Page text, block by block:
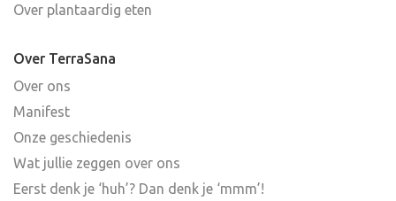
Over plantaardig eten
Over TerraSana
Over ons
Manifest
Onze geschiedenis
Wat jullie zeggen over ons
Eerst denk je ‘huh’? Dan denk je ‘mmm’!